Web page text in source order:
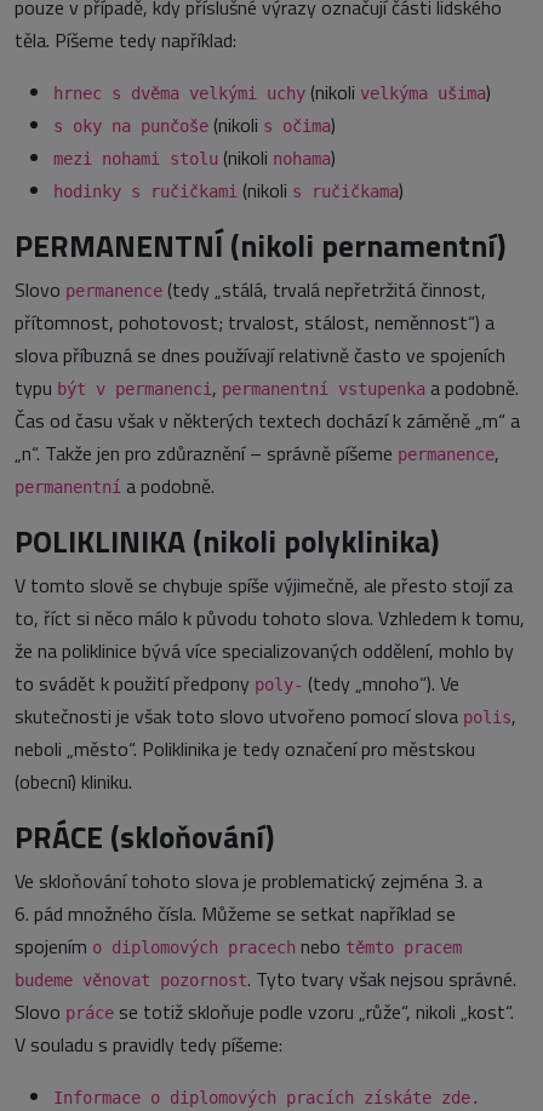
pouze v případě, kdy příslušné výrazy označují části lidského
těla. Píšeme tedy například:
hrnec s dvěma velkými uchy (nikoli velkýma ušima)
s oky na punčoše (nikoli s očima)
mezi nohami stolu (nikoli nohama)
hodinky s ručičkami (nikoli s ručičkama)
PERMANENTNÍ (nikoli pernamentní)
Slovo permanence (tedy „stálá, trvalá nepřetržitá činnost,
přítomnost, pohotovost; trvalost, stálost, neměnnost“) a
slova příbuzná se dnes používají relativně často ve spojeních
typu být v permanenci , permanentní vstupenka a podobně.
Čas od času však v některých textech dochází k záměně „m“ a
„n“. Takže jen pro zdůraznění – správně píšeme permanence,
permanentní a podobně.
POLIKLINIKA (nikoli polyklinika)
V tomto slově se chybuje spíše výjimečně, ale přesto stojí za
to, říct si něco málo k původu tohoto slova. Vzhledem k tomu,
že na poliklinice bývá více specializovaných oddělení, mohlo by
to svádět k použití předpony poly- (tedy „mnoho“). Ve
skutečnosti je však toto slovo utvořeno pomocí slova polis,
neboli „město“. Poliklinika je tedy označení pro městskou
(obecní) kliniku.
PRÁCE (skloňování)
Ve skloňování tohoto slova je problematický zejména 3. a
6. pád množného čísla. Můžeme se setkat například se
spojením o diplomových pracech nebo těmto pracem
budeme věnovat pozornost. Tyto tvary však nejsou správné.
Slovo práce se totiž skloňuje podle vzoru „růže“, nikoli „kost“.
V souladu s pravidly tedy píšeme:
Informace o diplomových pracích získáte zde.